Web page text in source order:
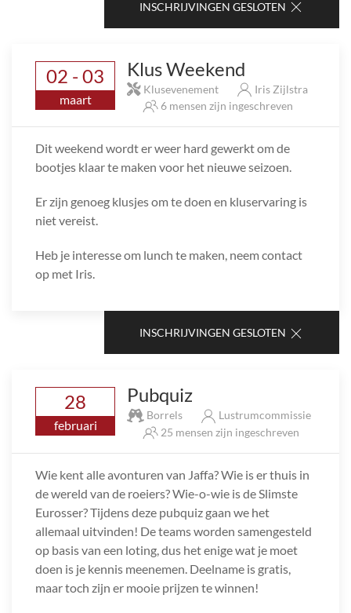
INSCHRIJVINGEN GESLOTEN
02 - 03
maart
Klus Weekend
Klusevenement
Iris Zijlstra
6 mensen zijn ingeschreven
Dit weekend wordt er weer hard gewerkt om de
bootjes klaar te maken voor het nieuwe seizoen.
Er zijn genoeg klusjes om te doen en kluservaring is
niet vereist.
Heb je interesse om lunch te maken, neem contact
op met Iris.
INSCHRIJVINGEN GESLOTEN
28
februari
Pubquiz
Borrels
Lustrumcommissie
25 mensen zijn ingeschreven
Wie kent alle avonturen van Jaffa? Wie is er thuis in
de wereld van de roeiers? Wie-o-wie is de Slimste
Eurosser? Tijdens deze pubquiz gaan we het
allemaal uitvinden! De teams worden samengesteld
op basis van een loting, dus het enige wat je moet
doen is je kennis meenemen. Deelname is gratis,
maar toch zijn er mooie prijzen te winnen!